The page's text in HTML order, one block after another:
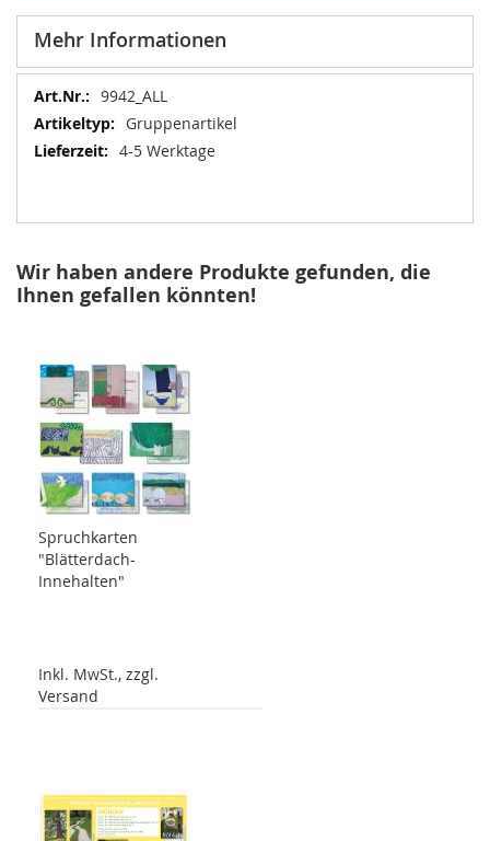
Mehr Informationen
Mehr
Informationen
9942_ALL
Gruppenartikel
4-5 Werktage
Wir haben andere Produkte gefunden, die
Ihnen gefallen könnten!
Spruchkarten
"Blätterdach-
Innehalten"
Inkl. MwSt., zzgl.
Versand